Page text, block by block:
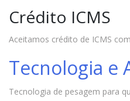
Crédito ICMS
Aceitamos crédito de ICMS
Tecnologia e
Tecnologia de pesagem para